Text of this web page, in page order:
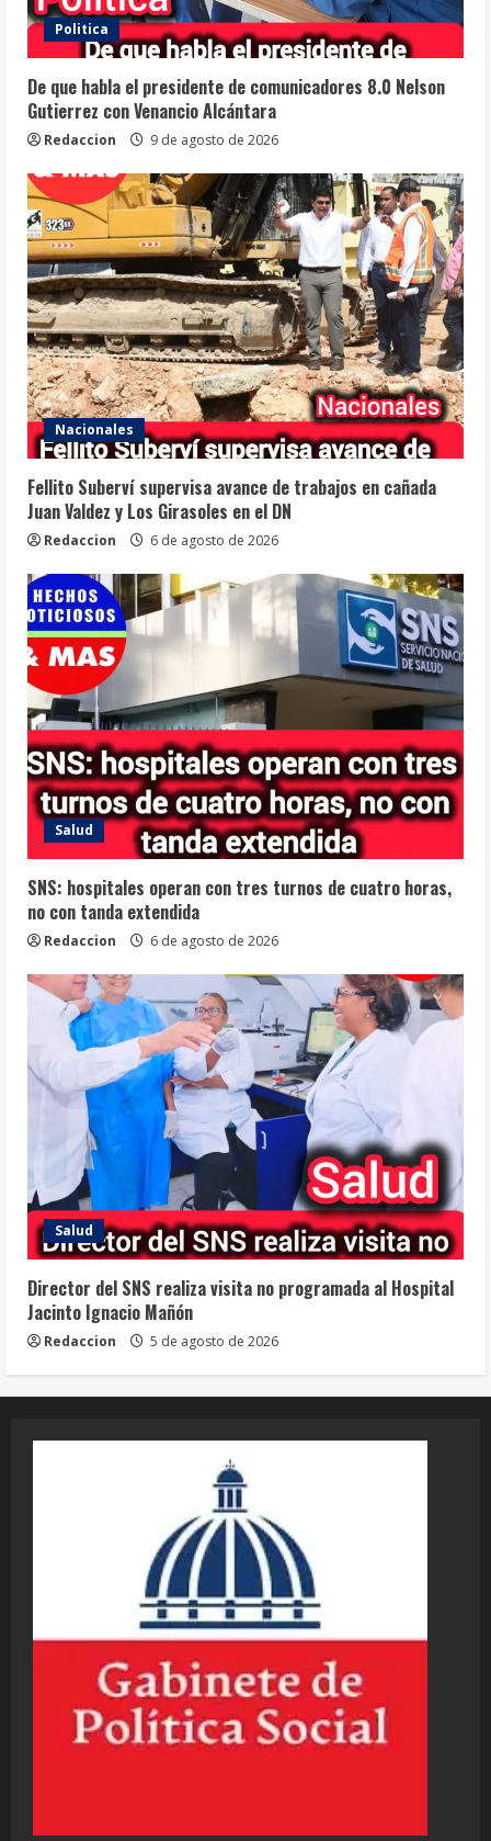
Politica
De que habla el presidente de comunicadores 8.0 Nelson
Gutierrez con Venancio Alcántara
Redaccion 9 de agosto de 2026
Nacionales
Fellito Suberví supervisa avance de trabajos en cañada
Juan Valdez y Los Girasoles en el DN
Redaccion 6 de agosto de 2026
Salud
SNS: hospitales operan con tres turnos de cuatro horas,
no con tanda extendida
Redaccion 6 de agosto de 2026
Salud
Director del SNS realiza visita no programada al Hospital
Jacinto Ignacio Mañón
Redaccion 5 de agosto de 2026